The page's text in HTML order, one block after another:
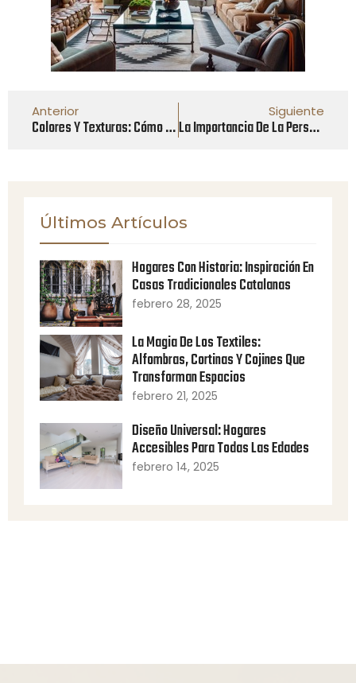
Anterior
Colores Y Texturas: Cómo Elegir La Combinación Perfecta Para Tu Hogar
Siguiente
La Importancia De La Personalización En El Diseño De Interiores
Últimos Artículos
Hogares Con Historia: Inspiración En
Casas Tradicionales Catalanas
febrero 28, 2025
La Magia De Los Textiles:
Alfombras, Cortinas Y Cojines Que
Transforman Espacios
febrero 21, 2025
Diseño Universal: Hogares
Accesibles Para Todas Las Edades
febrero 14, 2025